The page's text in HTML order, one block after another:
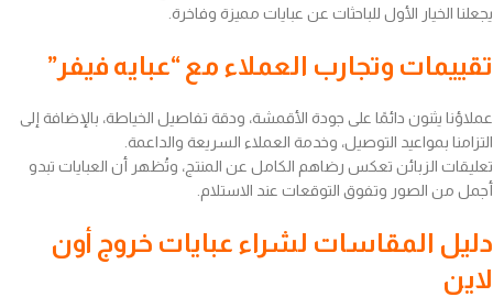
يجعلنا الخيار الأول للباحثات عن عبايات مميزة وفاخرة.
تقييمات وتجارب العملاء مع “عبايه فيفر”
عملاؤنا يثنون دائمًا على جودة الأقمشة، ودقة تفاصيل الخياطة، بالإضافة إلى
التزامنا بمواعيد التوصيل، وخدمة العملاء السريعة والداعمة.
تعليقات الزبائن تعكس رضاهم الكامل عن المنتج، وتُظهر أن العبايات تبدو
أجمل من الصور وتفوق التوقعات عند الاستلام.
دليل المقاسات لشراء عبايات خروج أون
لاين